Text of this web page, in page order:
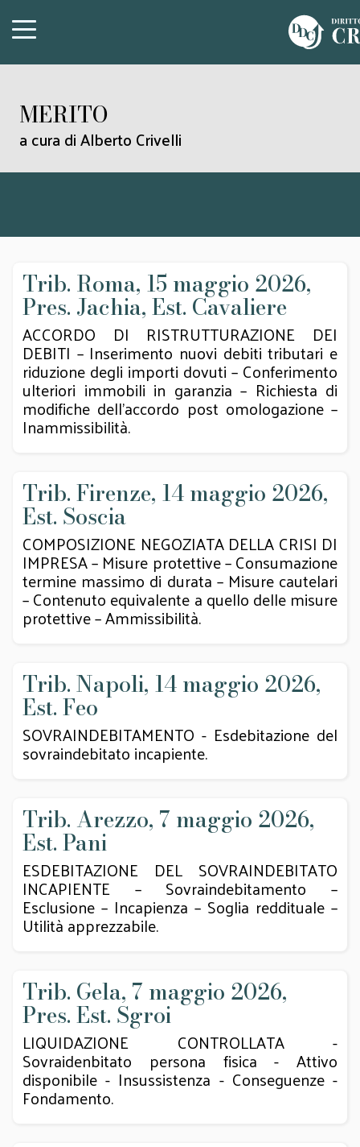
MERITO
a cura di Alberto Crivelli
Trib. Roma, 15 maggio 2026,
Pres. Jachia, Est. Cavaliere
ACCORDO DI RISTRUTTURAZIONE DEI
DEBITI – Inserimento nuovi debiti tributari e
riduzione degli importi dovuti – Conferimento
ulteriori immobili in garanzia – Richiesta di
modifiche dell’accordo post omologazione –
Inammissibilità.
Trib. Firenze, 14 maggio 2026,
Est. Soscia
COMPOSIZIONE NEGOZIATA DELLA CRISI DI
IMPRESA – Misure protettive – Consumazione
termine massimo di durata – Misure cautelari
– Contenuto equivalente a quello delle misure
protettive – Ammissibilità.
Trib. Napoli, 14 maggio 2026,
Est. Feo
SOVRAINDEBITAMENTO - Esdebitazione del
sovraindebitato incapiente.
Trib. Arezzo, 7 maggio 2026,
Est. Pani
ESDEBITAZIONE DEL SOVRAINDEBITATO
INCAPIENTE – Sovraindebitamento –
Esclusione – Incapienza – Soglia reddituale –
Utilità apprezzabile.
Trib. Gela, 7 maggio 2026,
Pres. Est. Sgroi
LIQUIDAZIONE CONTROLLATA -
Sovraidenbitato persona fisica - Attivo
disponibile - Insussistenza - Conseguenze -
Fondamento.